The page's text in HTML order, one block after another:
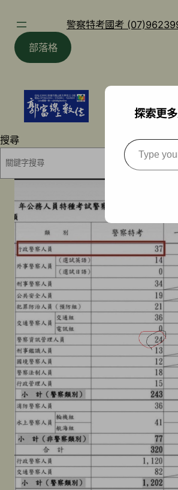
警察特考國考
部落格
搜尋
探索更
Type
your